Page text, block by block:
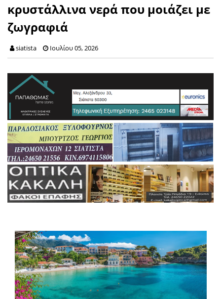
κρυστάλλινα νερά που μοιάζει με
ζωγραφιά
siatista Ιουλίου 05, 2026